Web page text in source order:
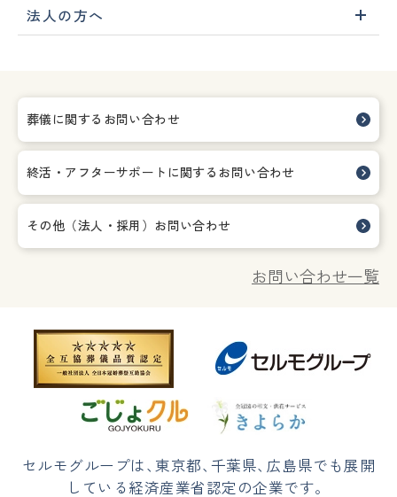
法人の方へ
葬儀に関するお問い合わせ
終活・アフターサポートに関する お問い合わせ
その他（法人・採用）お問い合わせ
お問い合わせ一覧
セルモグループは、東京都、 千葉県、 広島県でも展開
している経済産業省認定の企業です。